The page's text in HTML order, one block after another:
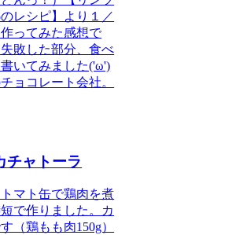
レシピ】より１／
ってみた感想で
敗した部分、食べ
いてみました('ω')
ョコレート会社。
チャトーラ
マト缶で鶏肉を煮
で作りました。カ
（鶏もも肉150g）